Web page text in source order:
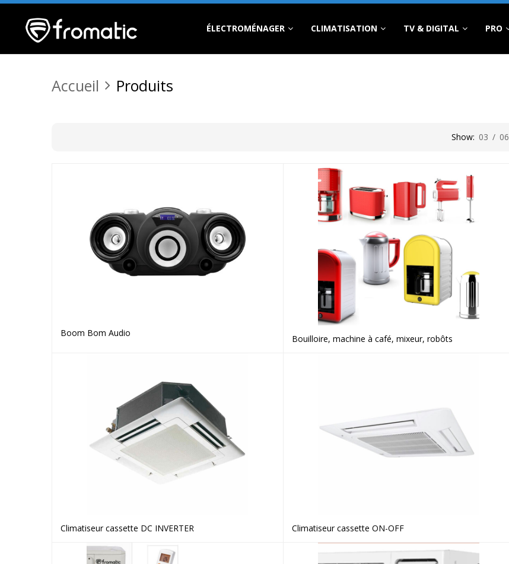
ÉLECTROMÉNAGER CLIMATISATION TV & DIGITAL PRO
Accueil Produits
Show: 03 / 06
Boom Bom Audio
Voir le produit
Bouilloire, machine à café, mixeur, robôts
Voir le produit
Climatiseur cassette DC INVERTER Voir le produit
Climatiseur cassette ON-OFF